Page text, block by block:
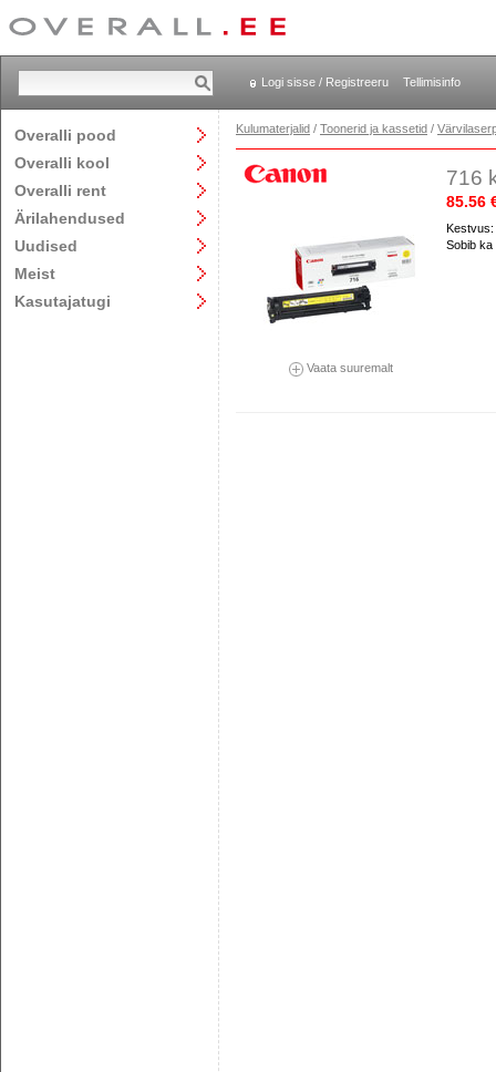
Logi sisse / Registreeru Tellimisinfo
Overalli pood
Overalli kool
Overalli rent
Ärilahendused
Uudised
Meist
Kasutajatugi
Kulumaterjalid / Toonerid ja kassetid /
Vaata suuremalt
716
85.56
Kestvus:
Sobib ka